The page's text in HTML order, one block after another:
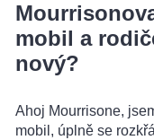
mobil a
nový?
Ahoj Mourrisone,
mobil, úplně se